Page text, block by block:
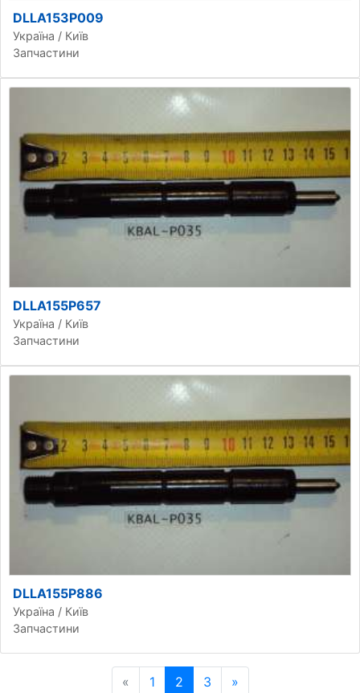
DLLA153P009
Україна / Київ
Запчастини
DLLA155P657
Україна / Київ
Запчастини
DLLA155P886
Україна / Київ
Запчастини
« Попередня сторінка
1 2 3 »